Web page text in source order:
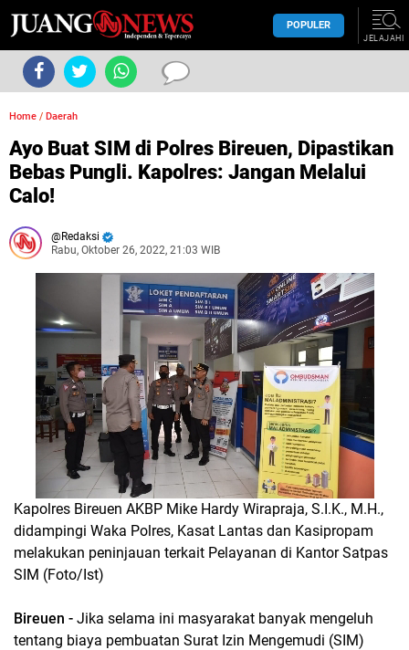
POPULER
JELAJAHI
Home / Daerah
Ayo Buat SIM di Polres Bireuen, Dipastikan
Bebas Pungli. Kapolres: Jangan Melalui
Calo!
Redaksi
Rabu, Oktober 26, 2022, 21:03 WIB
Kapolres Bireuen AKBP Mike Hardy Wirapraja, S.I.K., M.H.,
didampingi Waka Polres, Kasat Lantas dan Kasipropam
melakukan peninjauan terkait Pelayanan di Kantor Satpas
SIM (Foto/Ist)
Bireuen - Jika selama ini masyarakat banyak mengeluh
tentang biaya pembuatan Surat Izin Mengemudi (SIM)